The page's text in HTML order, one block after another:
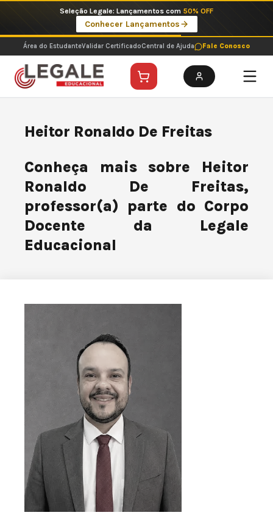
o
conteúdo
Seleção Legale: Lançamentos com 50% OFF
Conhecer Lançamentos
Área do EstudanteValidar CertificadoCentral de Ajuda Fale Conosco
Heitor Ronaldo De Freitas
Conheça mais sobre Heitor
Ronaldo De Freitas,
professor(a) parte do Corpo
Docente da Legale
Educacional